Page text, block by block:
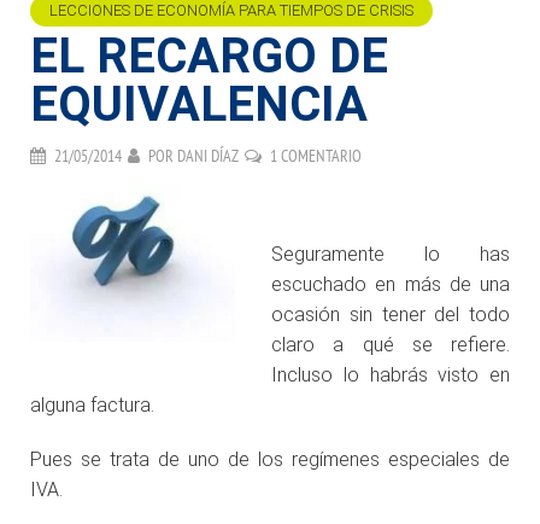
LECCIONES DE ECONOMÍA PARA TIEMPOS DE CRISIS
EL RECARGO DE
EQUIVALENCIA
21/05/2014 POR DANI DÍAZ 1 COMENTARIO
Seguramente lo has
escuchado en más de una
ocasión sin tener del todo
claro a qué se refiere.
Incluso lo habrás visto en
alguna factura.
Pues se trata de uno de los regímenes especiales de
IVA.